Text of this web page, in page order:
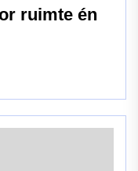
ruimte én